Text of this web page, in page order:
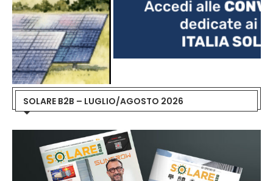
SOLARE B2B – LUGLIO/AGOSTO 2026